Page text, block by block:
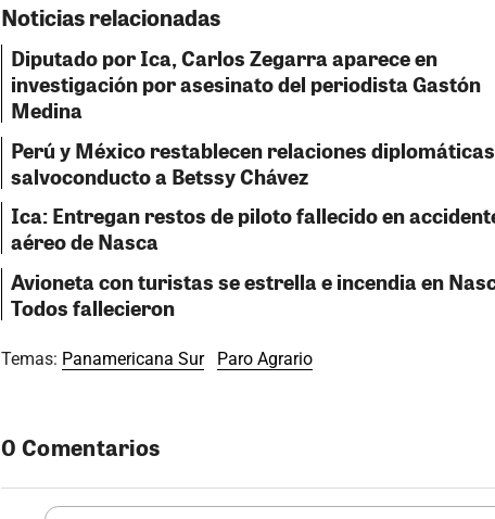
Noticias relacionadas
Diputado por Ica, Carlos Zegarra aparece en
investigación por asesinato del periodista Gastón
Medina
Perú y México restablecen relaciones
salvoconducto a Betssy Chávez
Ica: Entregan restos de piloto fallecido en
aéreo de Nasca
Avioneta con turistas se estrella e incendia en
Todos fallecieron
Temas: Panamericana Sur Paro Agrario
0 Comentarios